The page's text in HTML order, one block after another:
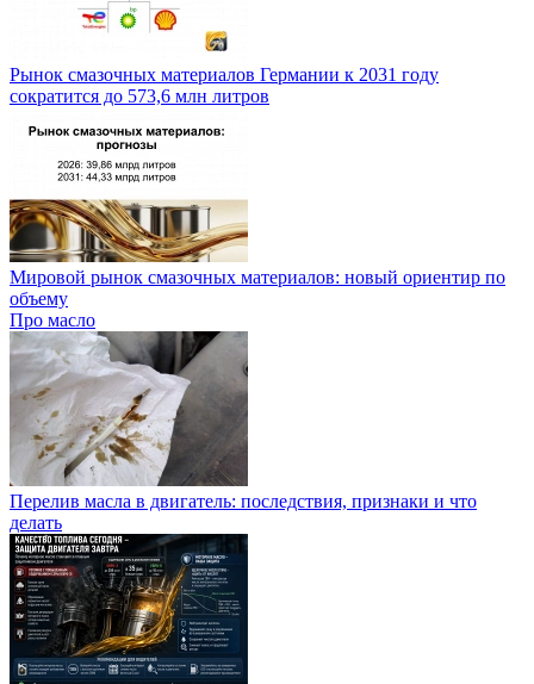
Рынок смазочных материалов Германии к 2031 году
сократится до 573,6 млн литров
Мировой рынок смазочных материалов: новый ориентир по
объему
Про масло
Перелив масла в двигатель: последствия, признаки и что
делать